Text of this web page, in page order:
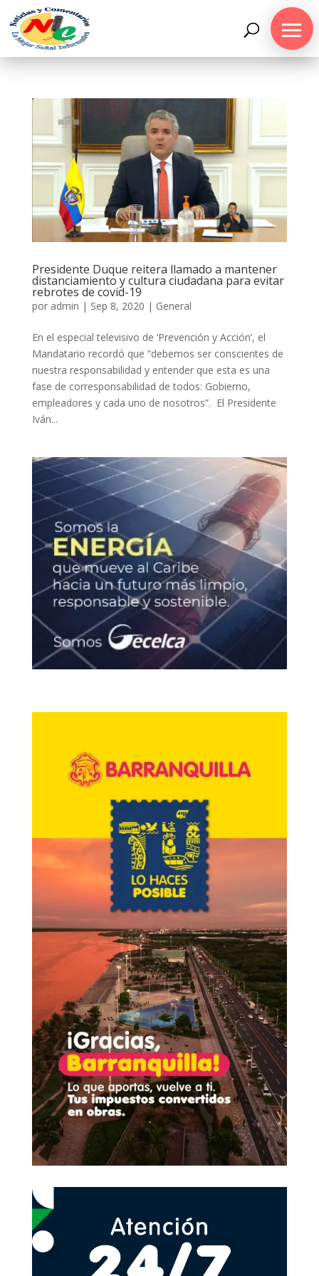
Presidente Duque reitera llamado a mantener
distanciamiento y cultura ciudadana para evitar
rebrotes de covid-19
por admin | Sep 8, 2020 | General
​En el especial televisivo de ‘Prevención y Acción’, el
Mandatario recordó que “debemos ser conscientes de
nuestra responsabilidad y entender que esta es una
fase de corresponsabilidad de todos: Gobierno,
empleadores y cada uno de nosotros”. El Presidente
Iván...